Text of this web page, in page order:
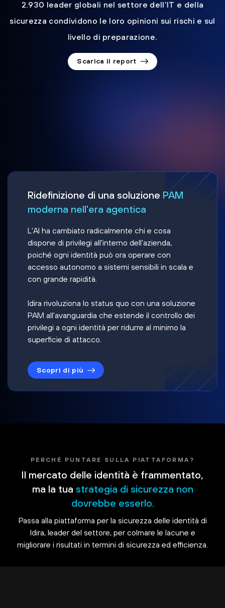
2.930 leader globali nel settore dell'IT e della
sicurezza condividono le loro opinioni sui rischi e sul
livello di preparazione.
Scarica il report
Ridefinizione di una soluzione PAM
moderna nell'era agentica
L'AI ha cambiato radicalmente chi e cosa
dispone di privilegi all'interno dell'azienda,
poiché ogni identità può ora operare con
accesso autonomo a sistemi sensibili in scala e
con grande rapidità.
Idira rivoluziona lo status quo con una soluzione
PAM all'avanguardia che estende il controllo dei
privilegi a ogni identità per ridurre al minimo la
superficie di attacco.
Scopri di più
PERCHÉ PUNTARE SULLA PIATTAFORMA?
Il mercato delle identità è frammentato,
ma la tua strategia di sicurezza non
dovrebbe esserlo.
Passa alla piattaforma per la sicurezza delle identità di
Idira, leader del settore, per colmare le lacune e
migliorare i risultati in termini di sicurezza ed efficienza.